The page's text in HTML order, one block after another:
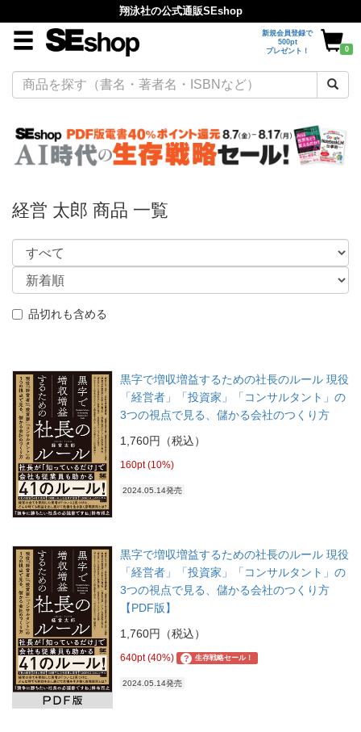
翔泳社の公式通販SEshop
新規会員登録で
500pt
プレゼント！
0
経営 太郎 商品 一覧
品切れも含める
黒字で増収増益するための社長のルール 現役
「経営者」「投資家」「コンサルタント」の
3つの視点で見る、儲かる会社のつくり方
1,760円（税込）
160pt (10%)
2024.05.14発売
黒字で増収増益するための社長のルール 現役
「経営者」「投資家」「コンサルタント」の
3つの視点で見る、儲かる会社のつくり方
【PDF版】
1,760円（税込）
640pt (40%) ? 生存戦略セール！
2024.05.14発売